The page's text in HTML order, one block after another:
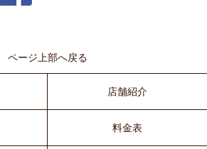
ページ上部へ戻る
店舗紹介
料金表